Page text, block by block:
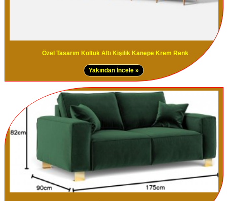
Özel Tasarım Koltuk Altı Kişilik Kanepe Krem Renk
Yakından İncele »